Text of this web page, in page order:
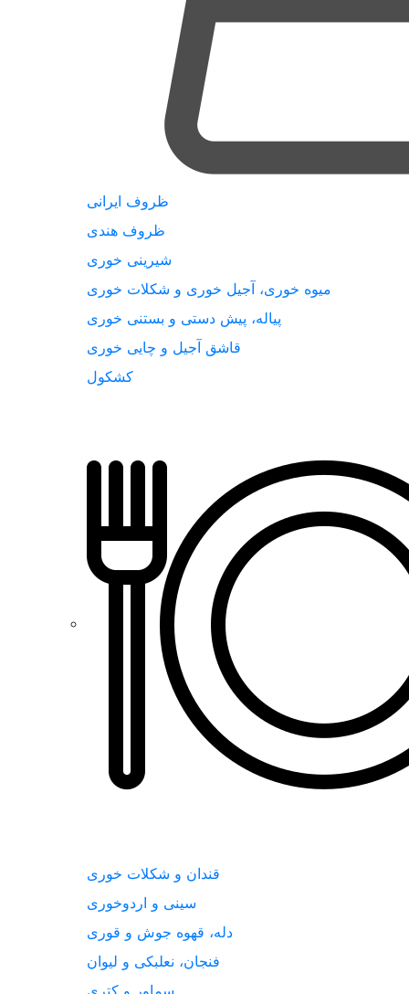
ظروف ایرانی
ظروف هندی
شیرینی خوری
میوه خوری، آجیل خوری و شکلات خوری
پیاله، پیش دستی و بستنی خوری
قاشق آجیل و چایی خوری
کشکول
قندان و شکلات خوری
سینی و اردوخوری
دله، قهوه جوش و قوری
فنجان، نعلبکی و لیوان
سماور و کتری